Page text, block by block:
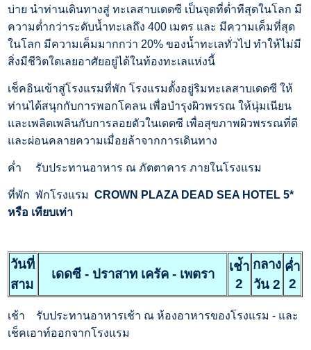
บ่าย นำท่านเดินทางสู่ ทะเลสาบเดดซี เป็นจุดที่ต่ำทีสุดในโลก มี
ความต่ำกว่าระดับน้ำทะเลถึง 400 เมตร และ มีความเค็มที่สุด
ในโลก มีความเค็มมากกว่า 20% ของน้ำทะเลทั่วไป ทำให้ไม่มี
สิ่งมีชีวิตใดเลยอาศัยอยู่ได้ในท้องทะเลแห่งนี้
เช็คอินเข้าสู่โรงแรมที่พัก โรงแรมตั้งอยู่ริมทะเลสาบเดดซี ให้
ท่านได้สนุกกับการพอกโคลน เพื่อบำรุงผิวพรรณ ให้นุ่มเนียน
และเพลิดเพลินกับการลอยตัวในเดดซี เพื่อสุขภาพผิวพรรณที่ดี
และผ่อนคลายความเมื่อยล้าจากการเดินทาง
ค่ำ รับประทานอาหาร ณ ภัตตาคาร ภายในโรงแรม
ที่พักพักโรงแรมCROWN PLAZA DEAD SEA HOTEL 5*
หรือ เทียบเท่า
วันที่
สาม
เดดซี - ปราสาท เครัค - เพตรา
เช่้า
2
กลาง
วัน 2
ค่ำ
2
เช้า รับประทานอาหารเช้า ณ ห้องอาหารของโรงแรม - และ
เช็คเอาท์ออกจากโรงแรม